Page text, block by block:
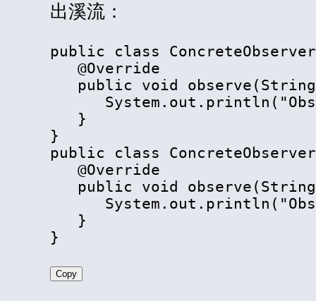
出溪流：
public class
   @Override
public void
   }
}
public class
   @Override
public void
   }
}
Copy